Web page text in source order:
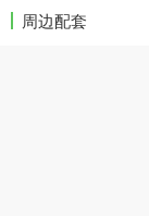
周边配套